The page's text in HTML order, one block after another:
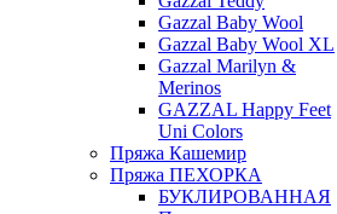
Gazzal Baby Wool
Gazzal Baby Wool XL
Gazzal Marilyn &
Merinos
GAZZAL Happy Feet
Uni Colors
Пряжа Кашемир
Пряжа ПЕХОРКА
БУКЛИРОВАННАЯ